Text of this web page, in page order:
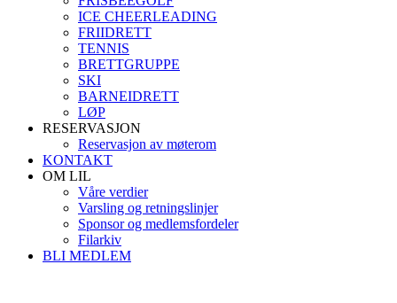
ICE CHEERLEADING
FRIIDRETT
TENNIS
BRETTGRUPPE
SKI
BARNEIDRETT
LØP
RESERVASJON
Reservasjon av møterom
KONTAKT
OM LIL
Våre verdier
Varsling og retningslinjer
Sponsor og medlemsfordeler
Filarkiv
BLI MEDLEM